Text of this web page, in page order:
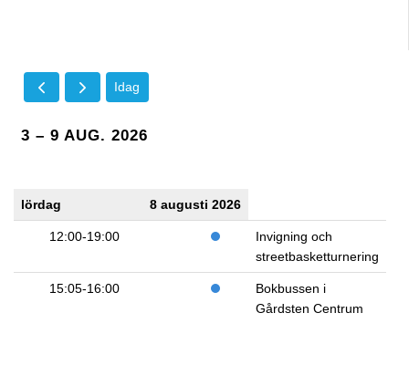
Idag
3 – 9 AUG. 2026
lördag 8 augusti 2026
12:00-19:00
Invigning och
streetbasketturnering
15:05-16:00
Bokbussen i
Gårdsten Centrum